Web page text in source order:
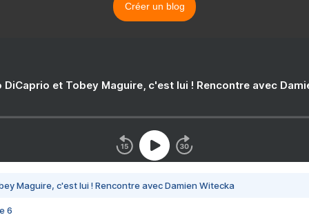
Créer un blog
DiCaprio et Tobey Maguire, c'est lui ! Rencontre avec
Maguire, c'est lui ! Rencontre avec Damien Witecka
6